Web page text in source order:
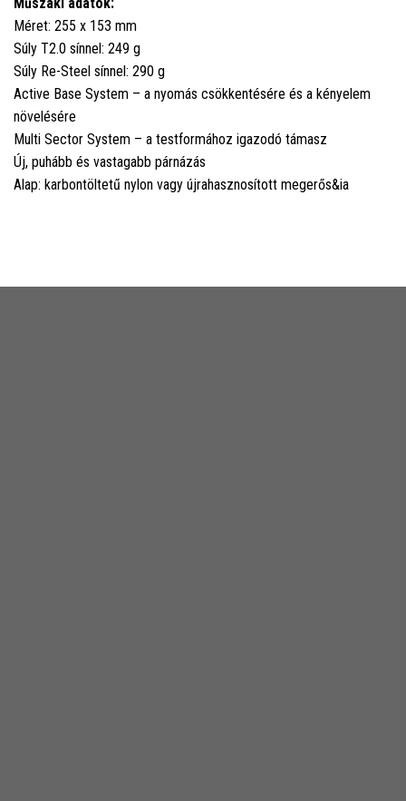
Méret: 255 x 153 mm
Súly T2.0 sínnel: 249 g
Súly Re-Steel sínnel: 290 g
Active Base System – a nyomás csökkentésére és a kényelem
növelésére
Multi Sector System – a testformához igazodó támasz
Új, puhább és vastagabb párnázás
Alap: karbontöltetű nylon vagy újrahasznosított megerős&ia